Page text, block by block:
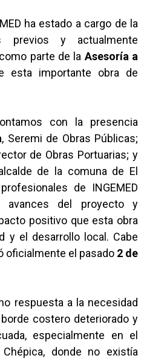
ha estado a cargo de la
previos y actualmente
parte de la Asesoría a
esta importante obra de
con la presencia
, Seremi de Obras Públicas;
de Obras Portuarias; y
de la comuna de El
de INGEMED
avances del proyecto y
positivo que esta obra
y el desarrollo local. Cabe
oficialmente el pasado 2 de
respuesta a la necesidad
costero deteriorado y
especialmente en el
donde no existía